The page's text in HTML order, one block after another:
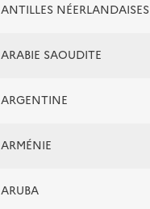
ANTILLES NÉERLANDAISES
ARABIE SAOUDITE
ARGENTINE
ARMÉNIE
ARUBA